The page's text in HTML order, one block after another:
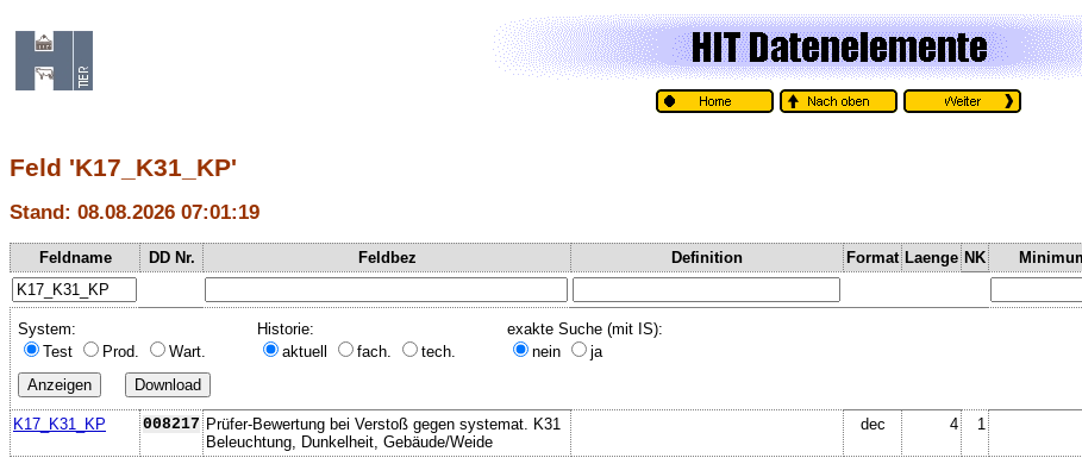
Feld 'K17_K31_KP'
Stand: 08.08.2026 07:01:19
Feldname DD Nr. Feldbez Definition Format Laenge NK
System:
Test
Prod. Wart.
Historie:
aktuell
fach. tech.
exakte Suche (mit IS):
nein
ja
K17_K31_KP 008217 Prüfer-Bewertung bei Verstoß gegen systemat. K31
Beleuchtung, Dunkelheit, Gebäude/Weide
dec 4 1